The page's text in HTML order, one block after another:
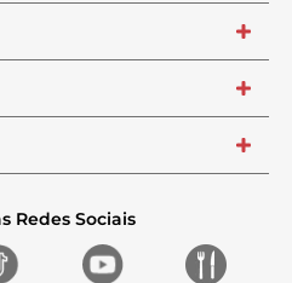
+
+
+
Redes Sociais